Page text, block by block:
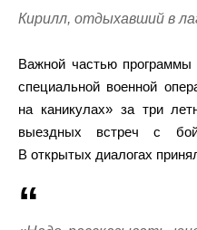
Кирилл, отдыхавший в
Важной частью программы
специальной военной
на каникулах» за три
выездных встреч с
В открытых диалогах